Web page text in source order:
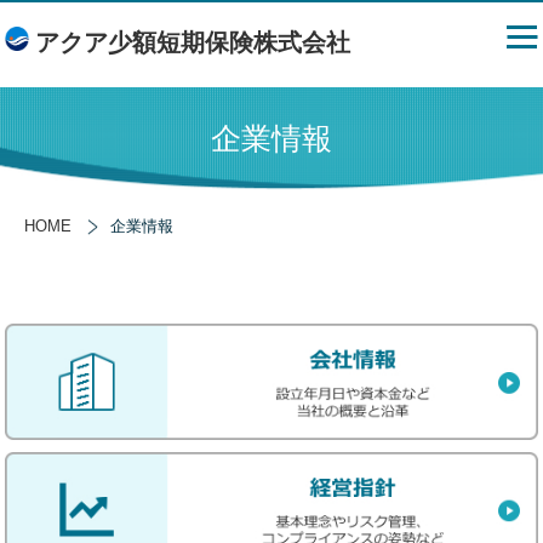
アクア少額短期保険株式会社
企業情報
HOME 企業情報